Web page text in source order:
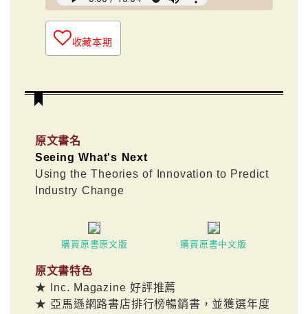
收藏本期
原文書名
Seeing What's Next
Using the Theories of Innovation to Predict
Industry Change
購買原書原文版 購買原書中文版
原文書特色
★ Inc. Magazine 好評推薦
★ 亞馬遜網路書店排行榜暢銷書，並獲選年度